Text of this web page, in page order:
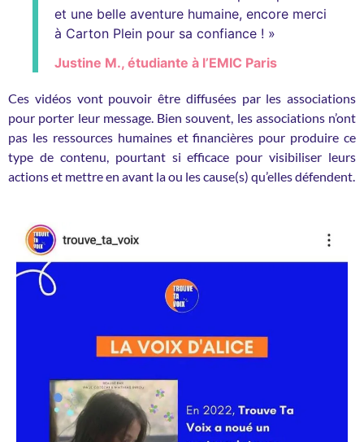
et une belle aventure humaine, encore merci
à Carton Plein pour sa confiance ! »
Justine M., étudiante à l’EMIC Paris
Ces vidéos vont pouvoir être diffusées par les associations
pour porter leur message. Bien souvent, les associations n’ont
pas les ressources humaines et financières pour produire ce
type de contenu, pourtant si efficace pour visibiliser leurs
actions et mettre en avant la ou les cause(s) qu’elles défendent.